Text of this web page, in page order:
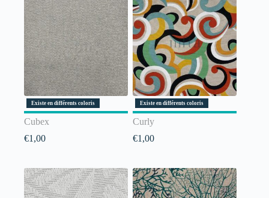
Existe en différents coloris
Cubex
€1,00
Existe en différents coloris
Curly
€1,00